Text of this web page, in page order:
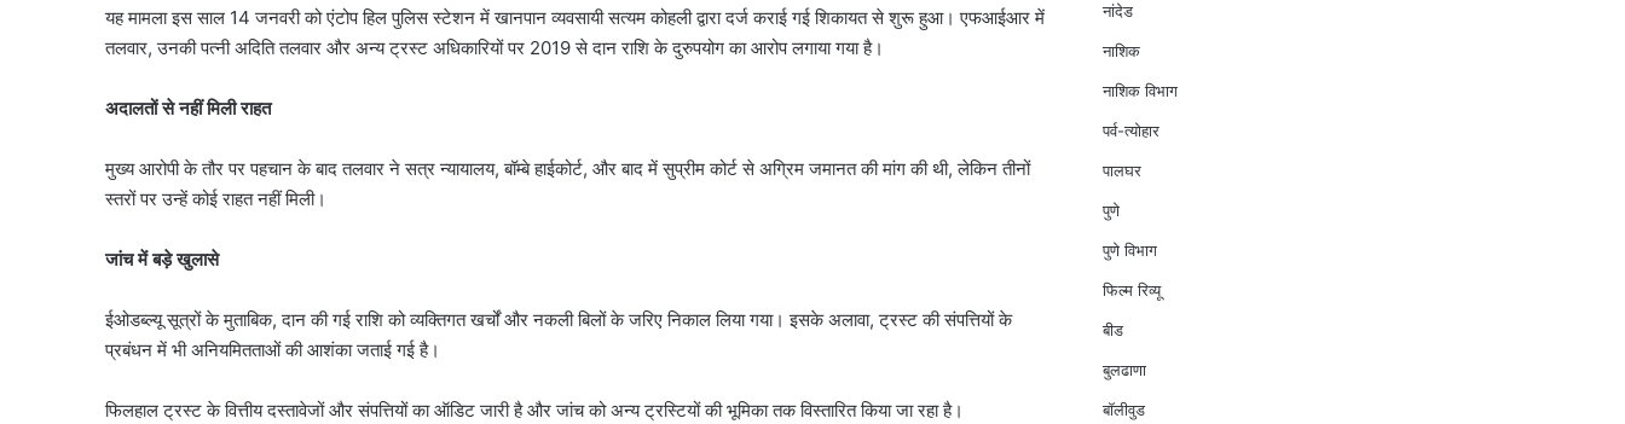
यह मामला इस साल 14 जनवरी को एंटोप हिल पुलिस स्टेशन में खानपान व्यवसायी सत्यम कोहली द्वारा दर्ज कराई गई शिकायत से शुरू हुआ। एफआईआर में
तलवार, उनकी पत्नी अदिति तलवार और अन्य ट्रस्ट अधिकारियों पर 2019 से दान राशि के दुरुपयोग का आरोप लगाया गया है।
अदालतों से नहीं मिली राहत
मुख्य आरोपी के तौर पर पहचान के बाद तलवार ने सत्र न्यायालय, बॉम्बे हाईकोर्ट, और बाद में सुप्रीम कोर्ट से अग्रिम जमानत की मांग की थी, लेकिन तीनों
स्तरों पर उन्हें कोई राहत नहीं मिली।
जांच में बड़े खुलासे
ईओडब्ल्यू सूत्रों के मुताबिक, दान की गई राशि को व्यक्तिगत खर्चों और नकली बिलों के जरिए निकाल लिया गया। इसके अलावा, ट्रस्ट की संपत्तियों के
प्रबंधन में भी अनियमितताओं की आशंका जताई गई है।
फिलहाल ट्रस्ट के वित्तीय दस्तावेजों और संपत्तियों का ऑडिट जारी है और जांच को अन्य ट्रस्टियों की भूमिका तक विस्तारित किया जा रहा है।
नांदेड
नाशिक
नाशिक विभाग
पर्व-त्योहार
पालघर
पुणे
पुणे विभाग
फिल्म रिव्यू
बीड
बुलढाणा
बॉलीवुड